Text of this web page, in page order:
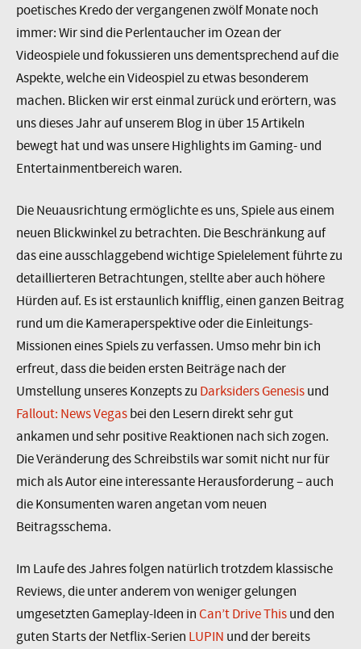
poetisches Kredo der vergangenen zwölf Monate noch
immer: Wir sind die Perlentaucher im Ozean der
Videospiele und fokussieren uns dementsprechend auf die
Aspekte, welche ein Videospiel zu etwas besonderem
machen. Blicken wir erst einmal zurück und erörtern, was
uns dieses Jahr auf unserem Blog in über 15 Artikeln
bewegt hat und was unsere Highlights im Gaming- und
Entertainmentbereich waren.
Die Neuausrichtung ermöglichte es uns, Spiele aus einem
neuen Blickwinkel zu betrachten. Die Beschränkung auf
das eine ausschlaggebend wichtige Spielelement führte zu
detaillierteren Betrachtungen, stellte aber auch höhere
Hürden auf. Es ist erstaunlich knifflig, einen ganzen Beitrag
rund um die Kameraperspektive oder die Einleitungs-
Missionen eines Spiels zu verfassen. Umso mehr bin ich
erfreut, dass die beiden ersten Beiträge nach der
Umstellung unseres Konzepts zu Darksiders Genesisund
Fallout: News Vegasbei den Lesern direkt sehr gut
ankamen und sehr positive Reaktionen nach sich zogen.
Die Veränderung des Schreibstils war somit nicht nur für
mich als Autor eine interessante Herausforderung – auch
die Konsumenten waren angetan vom neuen
Beitragsschema.
Im Laufe des Jahres folgen natürlich trotzdem klassische
Reviews, die unter anderem von weniger gelungen
umgesetzten Gameplay-Ideen inCan’t Drive Thisund den
guten Starts der Netflix-Serien LUPIN und der bereits